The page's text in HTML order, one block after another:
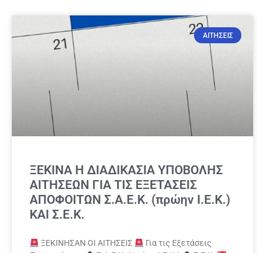
ΑΙΤΗΣΕΙΣ
ΞΕΚΙΝΑ Η ΔΙΑΔΙΚΑΣΙΑ ΥΠΟΒΟΛΗΣ
ΑΙΤΗΣΕΩΝ ΓΙΑ ΤΙΣ ΕΞΕΤΑΣΕΙΣ
ΑΠΟΦΟΙΤΩΝ Σ.Α.Ε.Κ. (πρώην Ι.Ε.Κ.)
ΚΑΙ Σ.Ε.Κ.
ΞΕΚΙΝΗΣΑΝ ΟΙ ΑΙΤΗΣΕΙΣ
Για τις Εξετάσεις